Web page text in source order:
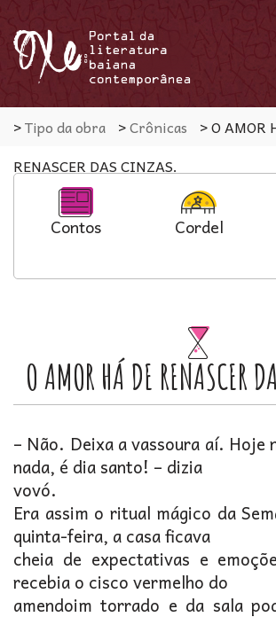
>Tipo da obra >Crônicas >O AMOR
RENASCER DAS CINZAS.
Contos Cordel
O AMOR HÁ DE RENASCER
– Não. Deixa a vassoura aí. Hoje
nada, é dia santo! – dizia
vovó.
Era assim o ritual mágico da
quinta-feira, a casa ficava
cheia de expectativas e
recebia o cisco vermelho do
amendoim torrado e da sala